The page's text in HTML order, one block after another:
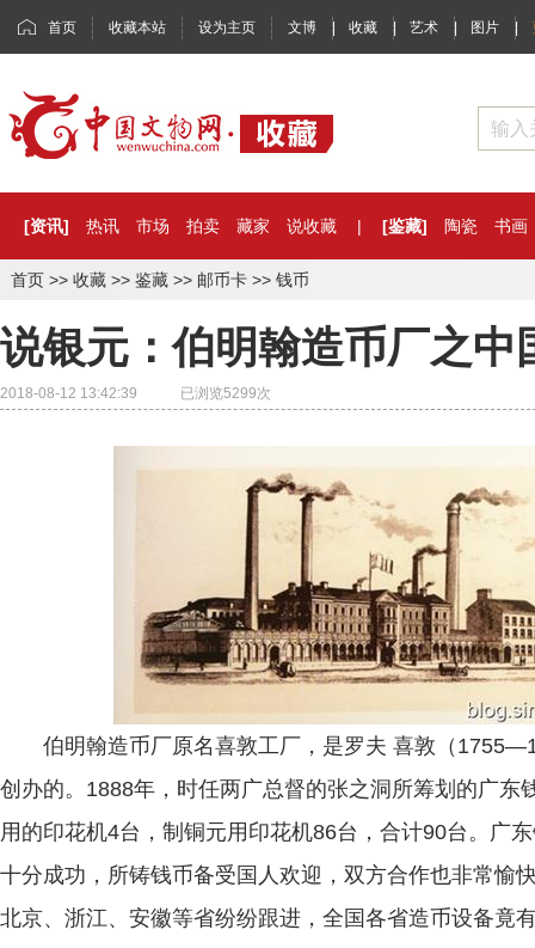
首页 收藏本站 设为主页 文博 | 收藏 | 艺术 | 图片 |
[资讯] 热讯 市场 拍卖 藏家 说收藏 | [鉴藏] 陶瓷 书画
首页 >> 收藏 >> 鉴藏 >> 邮币卡 >> 钱币
说银元：伯明翰造币厂之中
2018-08-12 13:42:39 已浏览5299次
伯明翰造币厂原名喜敦工厂，是罗夫 喜敦（
创办的。1888年，时任两广总督的张之洞所筹划的广东
用的印花机4台，制铜元用印花机86台，合计90台。广
十分成功，所铸钱币备受国人欢迎，双方合作也非常愉
北京、浙江、安徽等省纷纷跟进，全国各省造币设备竟